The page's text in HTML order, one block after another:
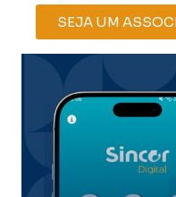
SEJA UM